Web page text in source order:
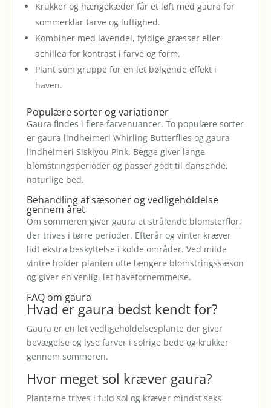
Krukker og hængekæder får et løft med gaura for
sommerklar farve og luftighed.
Kombiner med lavendel, fyldige græsser eller
achillea for kontrast i farve og form.
Plant som gruppe for en let bølgende effekt i
haven.
Populære sorter og variationer
Gaura findes i flere farvenuancer. To populære sorter
er gaura lindheimeri Whirling Butterflies og gaura
lindheimeri Siskiyou Pink. Begge giver lange
blomstringsperioder og passer godt til dansende,
naturlige bed.
Behandling af sæsoner og vedligeholdelse
gennem året
Om sommeren giver gaura et strålende blomsterflor,
der trives i tørre perioder. Efterår og vinter kræver
lidt ekstra beskyttelse i kolde områder. Ved milde
vintre holder planten ofte længere blomstringssæson
og giver en venlig, let havefornemmelse.
FAQ om gaura
Hvad er gaura bedst kendt for?
Gaura er en let vedligeholdelsesplante der giver
bevægelse og lyse farver i solrige bede og krukker
gennem sommeren.
Hvor meget sol kræver gaura?
Planterne trives i fuld sol og kræver mindst seks